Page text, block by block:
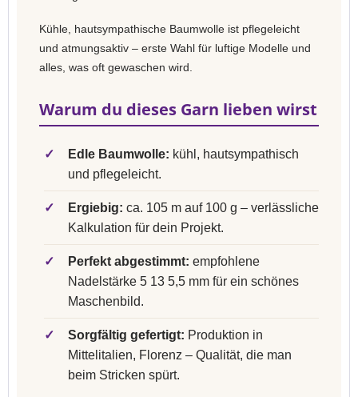
Kühle, hautsympathische Baumwolle ist pflegeleicht
und atmungsaktiv – erste Wahl für luftige Modelle und
alles, was oft gewaschen wird.
Warum du dieses Garn lieben wirst
✓ Edle Baumwolle: kühl, hautsympathisch
und pflegeleicht.
✓ Ergiebig: ca. 105 m auf 100 g – verlässliche
Kalkulation für dein Projekt.
✓ Perfekt abgestimmt: empfohlene
Nadelstärke 5 13 5,5 mm für ein schönes
Maschenbild.
✓ Sorgfältig gefertigt: Produktion in
Mittelitalien, Florenz – Qualität, die man
beim Stricken spürt.